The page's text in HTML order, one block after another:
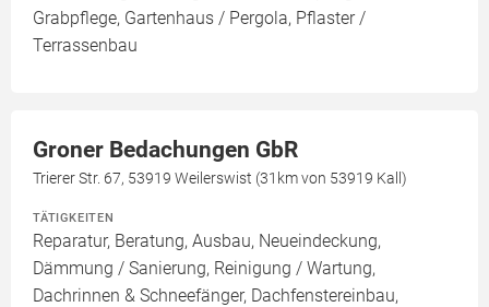
Grabpflege, Gartenhaus / Pergola, Pflaster /
Terrassenbau
Groner Bedachungen GbR
Trierer Str. 67, 53919 Weilerswist (31km von 53919 Kall)
TÄTIGKEITEN
Reparatur, Beratung, Ausbau, Neueindeckung,
Dämmung / Sanierung, Reinigung / Wartung,
Dachrinnen & Schneefänger, Dachfenstereinbau,